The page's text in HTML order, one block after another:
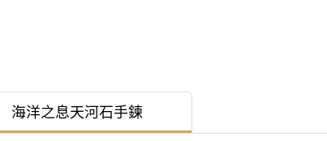
海洋之息天河石手鍊